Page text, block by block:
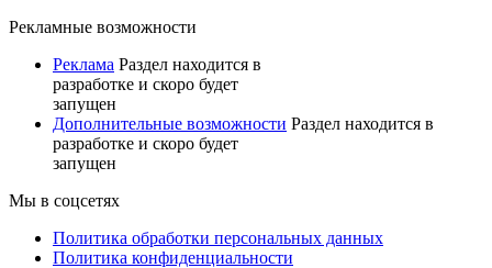
Рекламные возможности
Реклама Раздел находится в
разработке и скоро будет
запущен
Дополнительные возможности Раздел находится в
разработке и скоро будет
запущен
Мы в соцсетях
Политика обработки персональных данных
Политика конфиденциальности